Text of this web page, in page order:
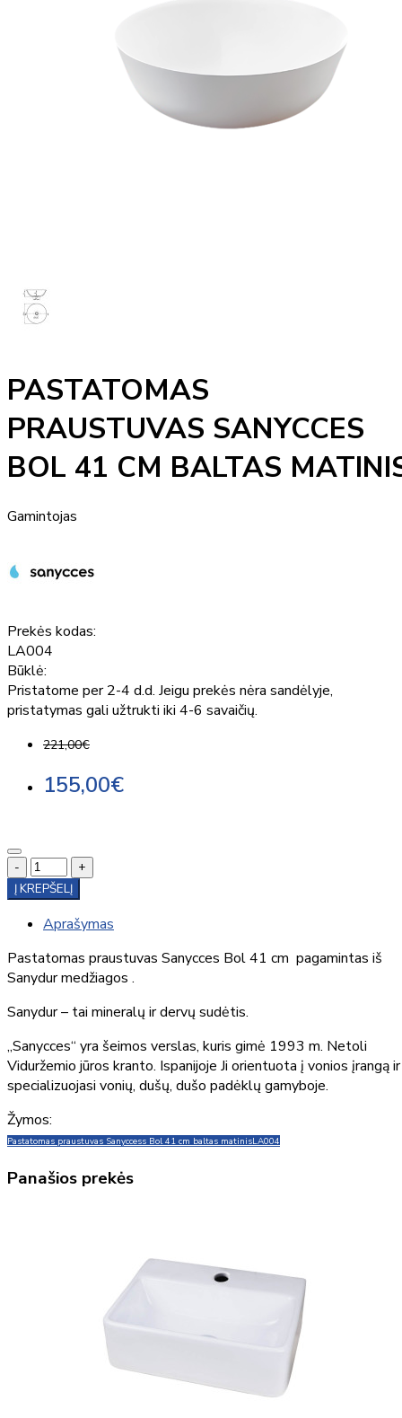
PASTATOMAS
PRAUSTUVAS SANYCCES
BOL 41 CM BALTAS
Gamintojas
Prekės kodas:
LA004
Būklė:
Pristatome per 2-4 d.d. Jeigu prekės nėra sandėlyje,
pristatymas gali užtrukti iki 4-6 savaičių.
221,00€
155,00€
-
+
Į KREPŠELĮ
Aprašymas
Pastatomas praustuvas Sanycces Bol 41 cm pagamintas iš
Sanydur medžiagos .
Sanydur – tai mineralų ir dervų sudėtis.
„Sanycces“ yra šeimos verslas, kuris gimė 1993 m. Netoli
Viduržemio jūros kranto. Ispanijoje Ji orientuota į vonios įrangą ir
specializuojasi vonių, dušų, dušo padėklų gamyboje.
Žymos:
Pastatomas praustuvas Sanyccess Bol 41 cm baltas matinisLA004
Panašios prekės